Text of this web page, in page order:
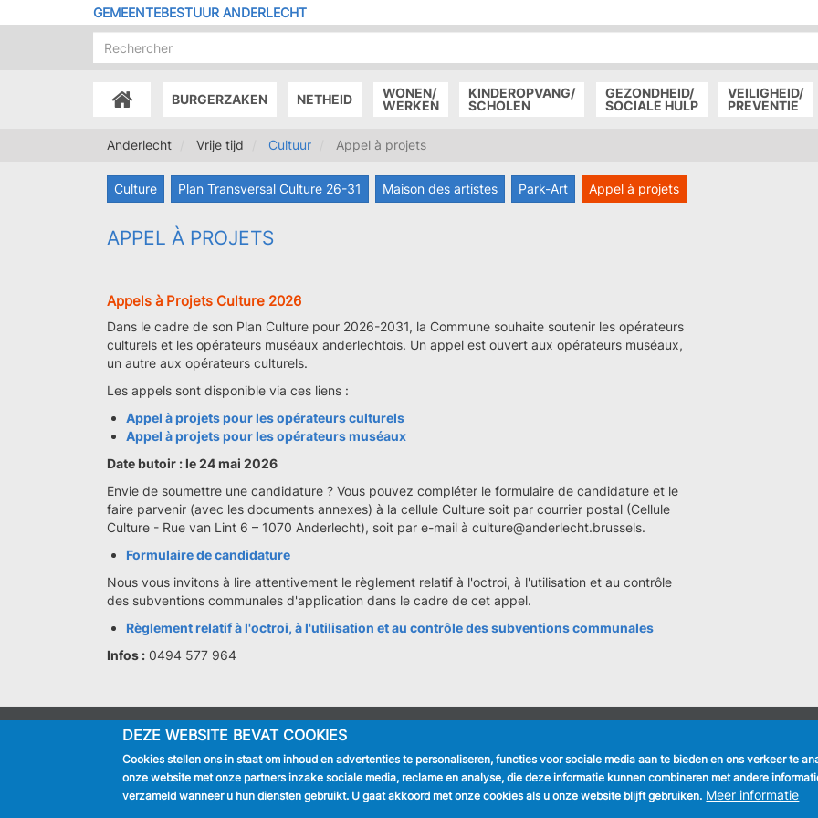
en
GEMEENTEBESTUUR ANDERLECHT
ACCUEILBURGERZAKEN NETHEID
WONEN/
WERKEN
KINDEROPVANG/
SCHOLEN
GEZONDHEID/
SOCIALE HULP
VEILIGHEID/
PREVENTIE
Anderlecht Vrije tijd Cultuur Appel à projets
Culture Plan Transversal Culture 26-31 Maison des artistes Park-Art Appel à projets
APPEL À PROJETS
Appels à Projets Culture 2026
Dans le cadre de son Plan Culture pour 2026-2031, la Commune souhaite soutenir les opérateurs
culturels et les opérateurs muséaux anderlechtois. Un appel est ouvert aux opérateurs muséaux,
un autre aux opérateurs culturels.
Les appels sont disponible via ces liens :
Appel à projets pour les opérateurs culturels
Appel à projets pour les opérateurs muséaux
Date butoir : le 24 mai 2026
Envie de soumettre une candidature ? Vous pouvez compléter le formulaire de candidature et le
faire parvenir (avec les documents annexes) à la cellule Culture soit par courrier postal (Cellule
Culture - Rue van Lint 6 – 1070 Anderlecht), soit par e-mail à culture@anderlecht.brussels.
Formulaire de candidature
Nous vous invitons à lire attentivement le règlement relatif à l'octroi, à l'utilisation et au contrôle
des subventions communales d'application dans le cadre de cet appel.
Règlement relatif à l'octroi, à l'utilisation et au contrôle des subventions communales
Infos : 0494 577 964
IK BEN
Inwoner
Toerist
Bedrijf
Formulieren
Vacatures
Facebook
DEZE WEBSITE BEVAT COOKIES
Cookies stellen ons in staat om inhoud en advertenties te personaliseren, functies voor sociale media aan te bieden en ons verkeer te
onze website met onze partners inzake sociale media, reclame en analyse, die deze informatie kunnen combineren met andere
verzameld wanneer u hun diensten gebruikt. U gaat akkoord met onze cookies als u onze website blijft gebruiken. Meer informatie